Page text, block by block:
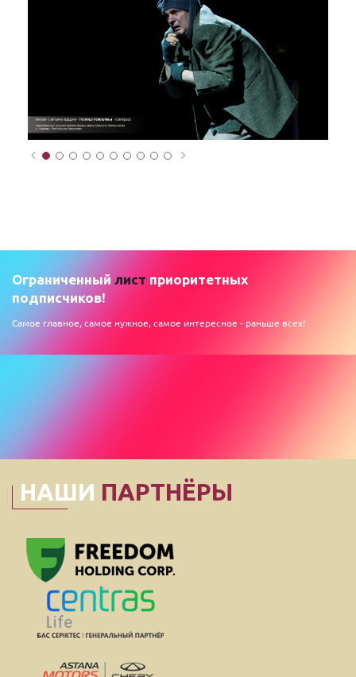
Ограниченный лист приоритетных
подписчиков!
Самое главное, самое нужное, самое интересное - раньше всех!
НАШИ ПАРТНЁРЫ